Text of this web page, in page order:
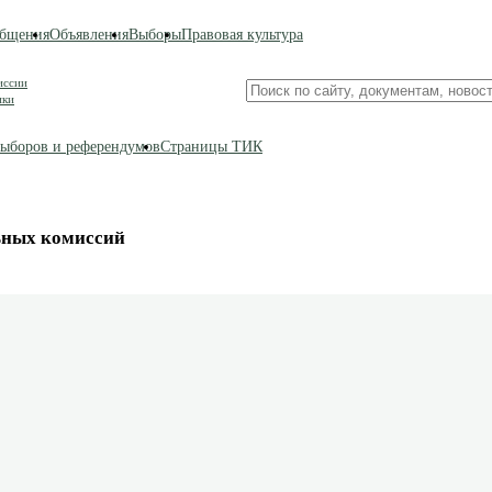
ОбъявленияВыборыПравовая культура
Поиск
по
и референдумовСтраницы ТИК
комиссий